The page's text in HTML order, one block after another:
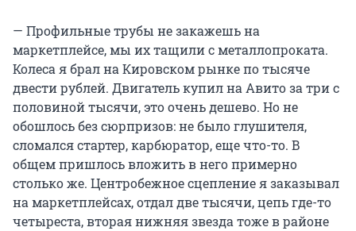
— Профильные трубы не закажешь на
маркетплейсе, мы их тащили с металлопроката.
Колеса я брал на Кировском рынке по тысяче
двести рублей. Двигатель купил на Авито за три с
половиной тысячи, это очень дешево. Но не
обошлось без сюрпризов: не было глушителя,
сломался стартер, карбюратор, еще что-то. В
общем пришлось вложить в него примерно
столько же. Центробежное сцепление я заказывал
на маркетплейсах, отдал две тысячи, цепь где-то
четыреста, вторая нижняя звезда тоже в районе